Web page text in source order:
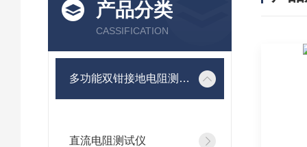
产品分类
CASSIFICATION
多功能双钳接地电阻测试仪
直流电阻测试仪